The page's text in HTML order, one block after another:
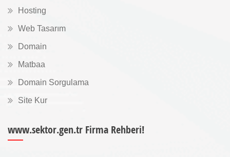
Hosting
Web Tasarım
Domain
Matbaa
Domain Sorgulama
Site Kur
www.sektor.gen.tr Firma Rehberi!